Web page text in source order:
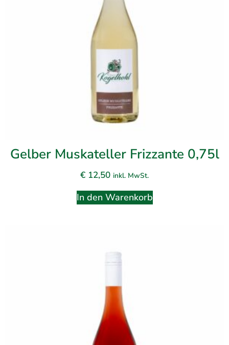
Gelber Muskateller Frizzante 0,75l
€ 12,50 inkl. MwSt.
In den Warenkorb